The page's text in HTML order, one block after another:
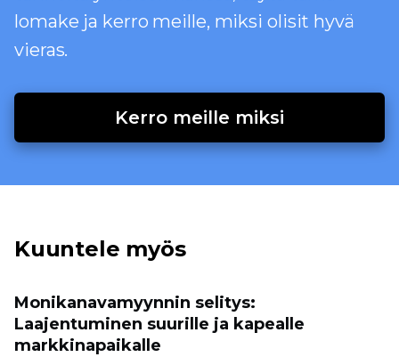
lomake ja kerro meille, miksi olisit hyvä
vieras.
Kerro meille miksi
Kuuntele myös
Monikanavamyynnin selitys:
Laajentuminen suurille ja kapealle
markkinapaikalle